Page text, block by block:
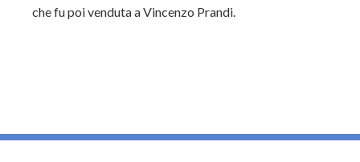
che fu poi venduta a Vincenzo Prandi.